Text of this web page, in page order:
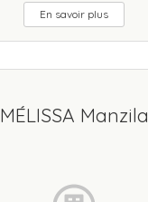
En savoir plus
MÉLISSA Manzila